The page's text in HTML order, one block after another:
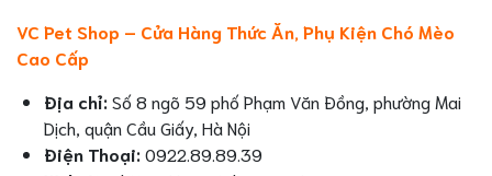
VC Pet Shop – Cửa Hàng Thức Ăn, Phụ Kiện Chó Mèo
Cao Cấp
Địa chỉ: Số 8 ngõ 59 phố Phạm Văn Đồng, phường Mai
Dịch, quận Cầu Giấy, Hà Nội
Điện Thoại: 0922.89.89.39